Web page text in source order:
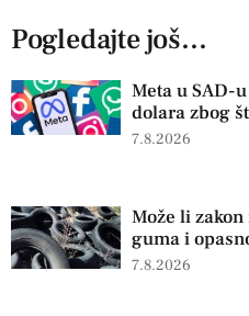
Pogledajte još...
Meta u SAD-
dolara zbog
7.8.2026
Može li
guma i
7.8.2026